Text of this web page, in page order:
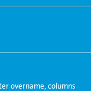
Youtube
overname, columns